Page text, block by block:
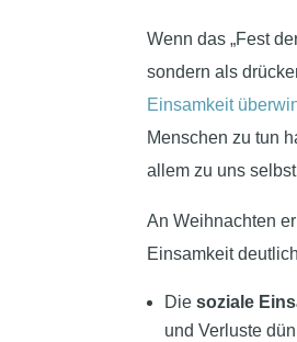
Wenn das „Fest
sondern als
Einsamkeit
Menschen zu tun
allem zu uns
An Weihnachten
Einsamkeit
Diesoziale
und Verluste